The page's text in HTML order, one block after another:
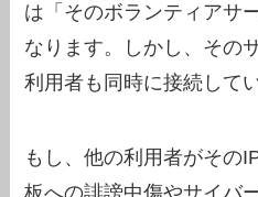
は「そのボランティアサ
なります。しかし、その
利用者も同時に接続して
もし、他の利用者がその
板への誹謗中傷やサイバ